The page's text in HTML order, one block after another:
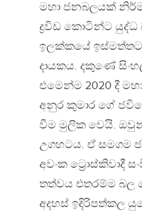
මහා ජනබලයක්
ද්‍රවිඩ කොටින්ට
ඉලක්කයේ
දායකය. දකුණේ
එමෙන්ම 2020 දී
අනුර කුමාර ගේ
වීම මුලික වෙයි.
උගහටය. ඒ සමගම
අවංක ට්‍රොස්කිවාදී
තත්වය එතරම්ම බල
අදහස් ඉදිරිපත්කල